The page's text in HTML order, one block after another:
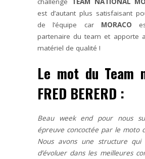
est d’autant plus satisfaisant
de l’équipe car MORACO
partenaire du team et apporte
matériel de qualité !
Le mot du Team
FRED BERERD :
Beau week end pour nous
épreuve concoctée par le moto
Nous avons une structure qui
d’évoluer dans les meilleures